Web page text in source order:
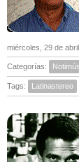
miércoles, 29 de
Categorías:
Tags: Latinastereo